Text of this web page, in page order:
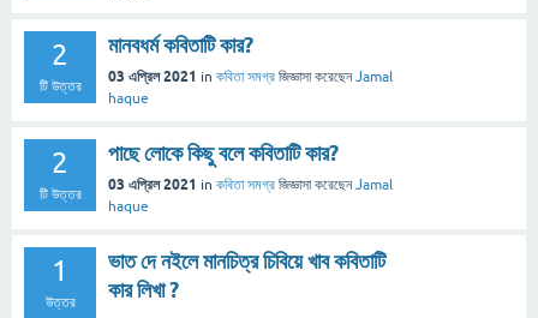
2
টি উত্তর
মানবধর্ম কবিতাটি কার?
03 এপ্রিল 2021 in কবিতা সমগ্র জিজ্ঞাসা করেছেনJamal
haque
2
টি উত্তর
পাছে লোকে কিছু বলে কবিতাটি কার?
03 এপ্রিল 2021 in কবিতা সমগ্র জিজ্ঞাসা করেছেনJamal
haque
1
উত্তর
ভাত দে নইলে মানচিত্র চিবিয়ে খাব কবিতাটি
কার লিখা ?